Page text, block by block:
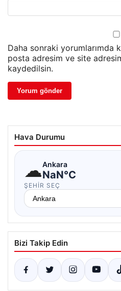
Daha sonraki yorumlarımda
posta adresim ve site
kaydedilsin.
Hava Durumu
☁Ankara
NaN°C
ŞEHIR SEÇ
Bizi Takip Edin